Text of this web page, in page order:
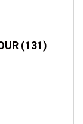
(131)